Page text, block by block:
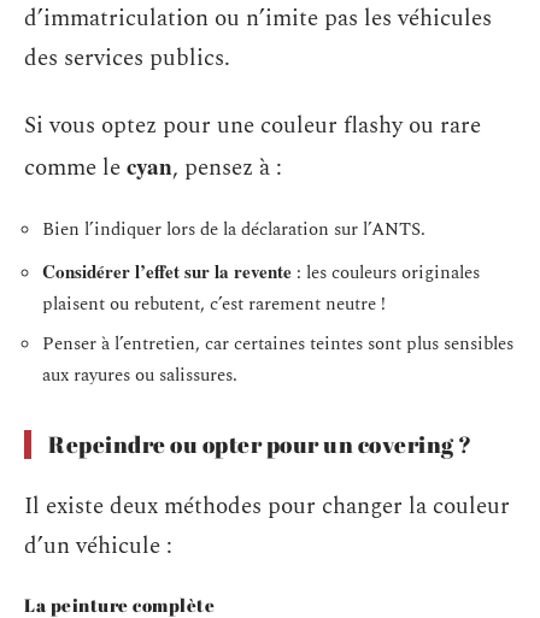
d’immatriculation ou n’imite pas les véhicules
des services publics.
Si vous optez pour une couleur flashy ou rare
comme lecyan, pensez à :
Bien l’indiquer lors de la déclaration sur l’ANTS.
Considérer l’effet sur la revente : les couleurs originales
plaisent ou rebutent, c’est rarement neutre !
Penser à l’entretien, car certaines teintes sont plus sensibles
aux rayures ou salissures.
Repeindre ou opter pour un covering ?
Il existe deux méthodes pour changer la couleur
d’un véhicule :
La peinture complète